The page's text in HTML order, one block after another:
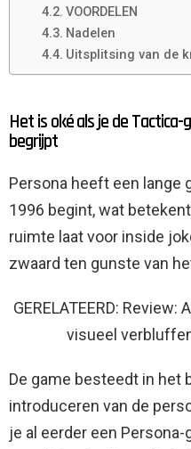
VOORDELEN
Nadelen
Uitsplitsing van de
Het is oké als je de
begrijpt
Persona heeft een lange
1996 begint, wat
ruimte laat voor inside
zwaard ten gunste van
GERELATEERD:
visueel
De game besteedt in het
introduceren van de
je al eerder een